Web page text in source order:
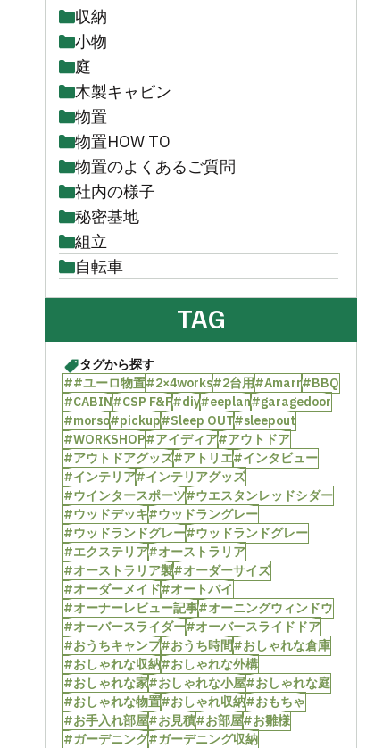
収納
小物
庭
木製キャビン
物置
物置HOW TO
物置のよくあるご質問
社内の様子
秘密基地
組立
自転車
TAG
タグから探す
##ユーロ物置#2×4works#2台用#Amarr#BBQ
#CABIN#CSP F&F#diy#eeplan#garagedoor
#morso#pickup#Sleep OUT#sleepout
#WORKSHOP#アイディア#アウトドア
#アウトドアグッズ#アトリエ#インタビュー
#インテリア#インテリアグッズ
#ウインタースポーツ#ウエスタンレッドシダー
#ウッドデッキ#ウッドラングレー
#ウッドランドグレー#ウッドランドグレー
#エクステリア#オーストラリア
#オーストラリア製#オーダーサイズ
#オーダーメイド#オートバイ
#オーナーレビュー記事#オーニングウィンドウ
#オーバースライダー#オーバースライドドア
#おうちキャンプ#おうち時間#おしゃれな倉庫
#おしゃれな収納#おしゃれな外構
#おしゃれな家#おしゃれな小屋#おしゃれな庭
#おしゃれな物置#おしゃれ収納#おもちゃ
#お手入れ部屋#お見積#お部屋#お雛様
#ガーデニング#ガーデニング収納